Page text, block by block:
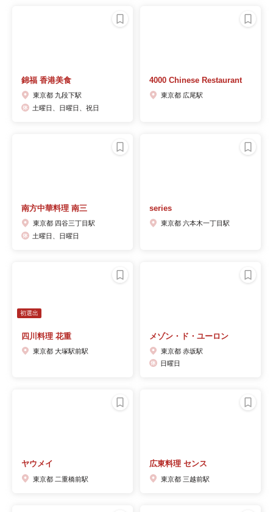
錦福 香港美食
東京都 九段下駅
土曜日、日曜日、祝日
4000 Chinese Restaurant
東京都 広尾駅
南方中華料理 南三
東京都 四谷三丁目駅
土曜日、日曜日
series
東京都 六本木一丁目駅
初選出
四川料理 花重
東京都 大塚駅前駅
メゾン・ド・ユーロン
東京都 赤坂駅
日曜日
ヤウメイ
東京都 二重橋前駅
広東料理 センス
東京都 三越前駅